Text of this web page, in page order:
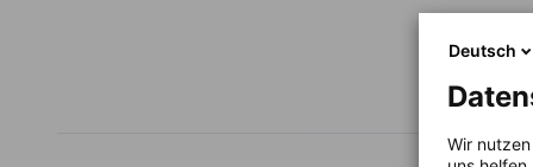
TEILEN
Deutsch
Wir